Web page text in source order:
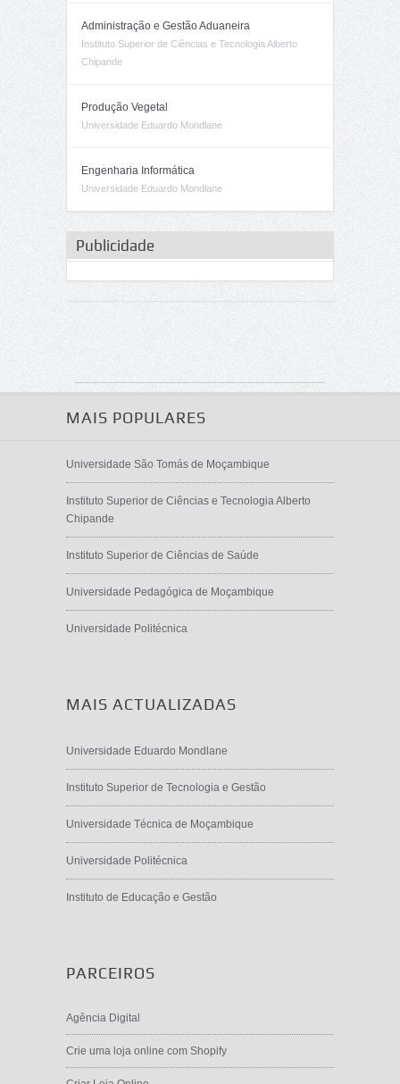
Administração e Gestão Aduaneira
Instituto Superior de Ciências e Tecnologia Alberto
Chipande
Produção Vegetal
Universidade Eduardo Mondlane
Engenharia Informática
Universidade Eduardo Mondlane
Publicidade
MAIS POPULARES
Universidade São Tomás de Moçambique
Instituto Superior de Ciências e Tecnologia Alberto
Chipande
Instituto Superior de Ciências de Saúde
Universidade Pedagógica de Moçambique
Universidade Politécnica
MAIS ACTUALIZADAS
Universidade Eduardo Mondlane
Instituto Superior de Tecnologia e Gestão
Universidade Técnica de Moçambique
Universidade Politécnica
Instituto de Educação e Gestão
PARCEIROS
Agência Digital
Crie uma loja online com Shopify